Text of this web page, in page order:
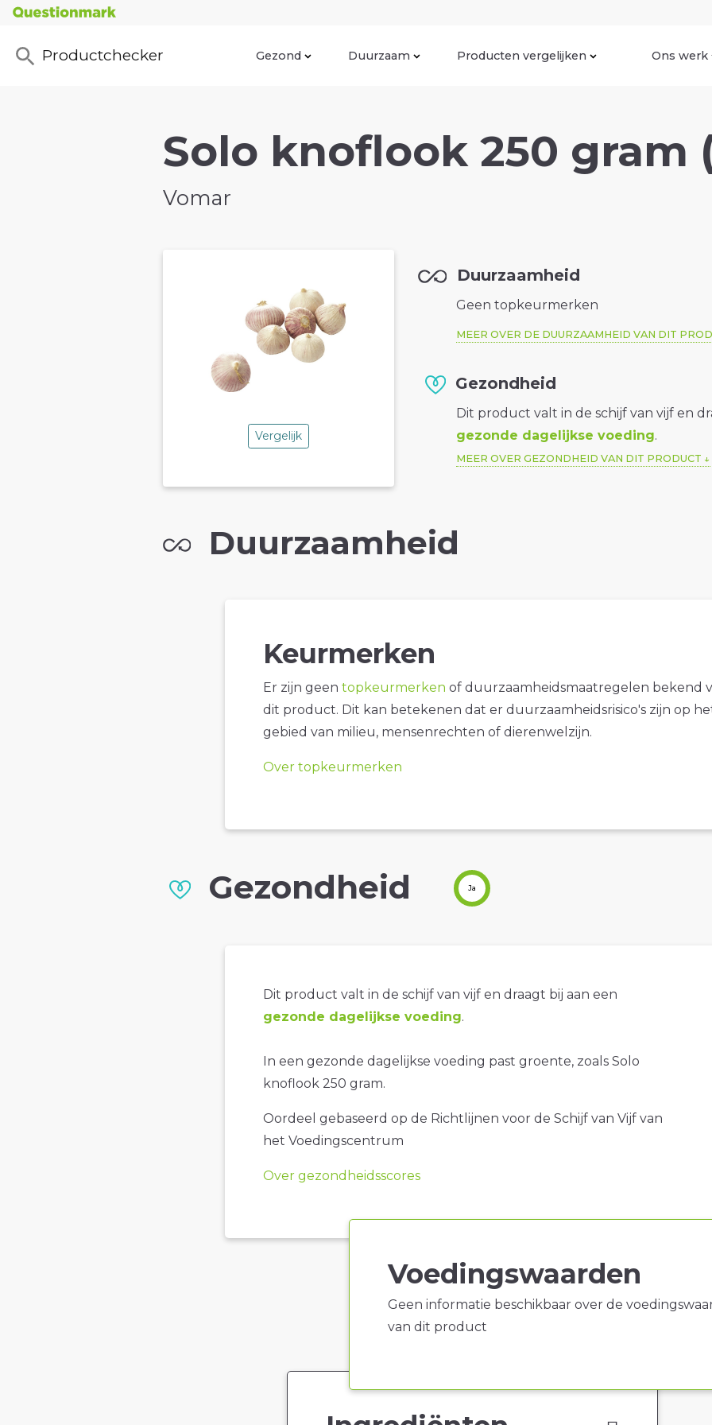
Productchecker Gezond Duurzaam Producten vergelijken Ons werk
Solo knoflook 250 gram
Vomar
Vergelijk
Duurzaamheid
Geen topkeurmerken
MEER OVER DE DUURZAAMHEID VAN DIT
Gezondheid
Dit product valt in de schijf van vijf en
gezonde dagelijkse voeding.
MEER OVER GEZONDHEID VAN DIT PRODUCT
Duurzaamheid
Keurmerken
Er zijn geen topkeurmerken of duurzaamheidsmaatregelen bekend
dit product. Dit kan betekenen dat er duurzaamheidsrisico's zijn op
gebied van milieu, mensenrechten of dierenwelzijn.
Over topkeurmerken
Gezondheid Ja
Dit product valt in de schijf van vijf en draagt bij aan een
gezonde dagelijkse voeding.
In een gezonde dagelijkse voeding past groente, zoals Solo
knoflook 250 gram.
Oordeel gebaseerd op de Richtlijnen voor de Schijf van Vijf van
het Voedingscentrum
Over gezondheidsscores
Voedingswaarden
Geen informatie beschikbaar over de
van dit product